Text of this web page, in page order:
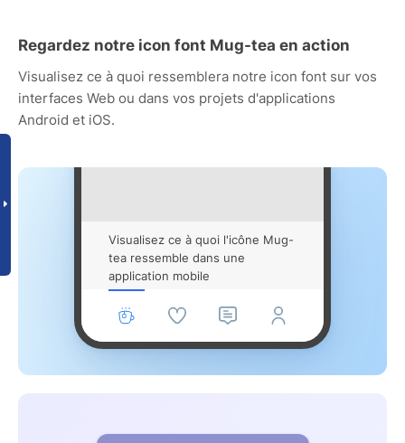
Regardez notre icon font Mug-tea en action
Visualisez ce à quoi ressemblera notre icon font sur vos
interfaces Web ou dans vos projets d'applications
Android et iOS.
Visualisez ce à quoi l'icône Mug-
tea ressemble dans une
application mobile